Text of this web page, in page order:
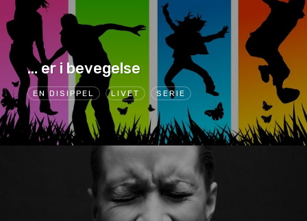
EN DISIPPEL LIVET SERIE
… er i bevegelse